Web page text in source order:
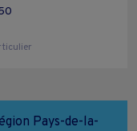
Pays-de-la-